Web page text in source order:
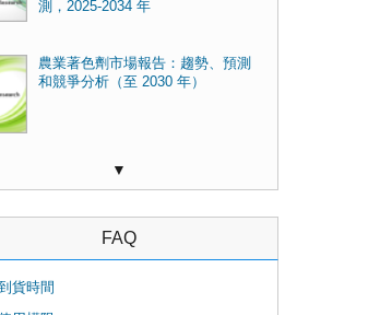
測，2025-2034 年
農業著色劑市場報告：趨勢、預測
和競爭分析（至 2030 年）
▼
FAQ
貨時間